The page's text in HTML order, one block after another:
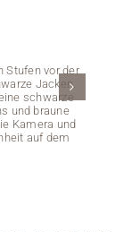
Stufen vor der
Jacken.
schwarze
und braune
Kamera und
auf dem